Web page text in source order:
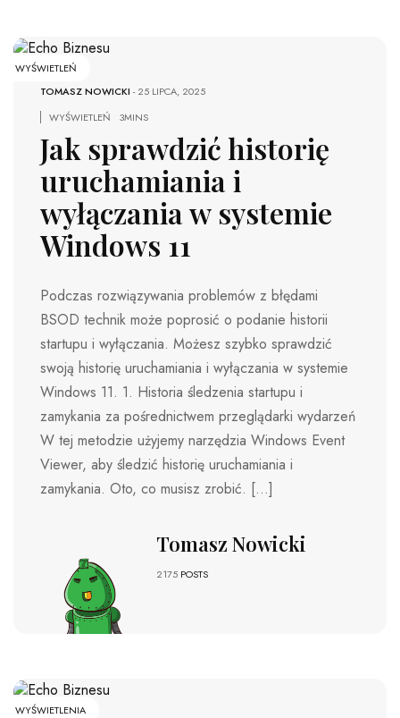
WYŚWIETLEŃ
TOMASZ NOWICKI -25 LIPCA, 2025
WYŚWIETLEŃ
3MINS
Jak sprawdzić historię
uruchamiania i
wyłączania w systemie
Windows 11
Podczas rozwiązywania problemów z błędami
BSOD technik może poprosić o podanie historii
startupu i wyłączania. Możesz szybko sprawdzić
swoją historię uruchamiania i wyłączania w systemie
Windows 11. 1. Historia śledzenia startupu i
zamykania za pośrednictwem przeglądarki wydarzeń
W tej metodzie użyjemy narzędzia Windows Event
Viewer, aby śledzić historię uruchamiania i
zamykania. Oto, co musisz zrobić. […]
Tomasz Nowicki
2175 POSTS
WYŚWIETLENIA